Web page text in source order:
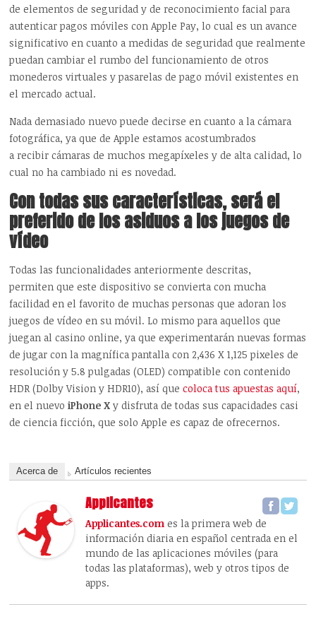
de elementos de seguridad y de reconocimiento facial para
autenticar pagos móviles con Apple Pay, lo cual es un avance
significativo en cuanto a medidas de seguridad que realmente
puedan cambiar el rumbo del funcionamiento de otros
monederos virtuales y pasarelas de pago móvil existentes en
el mercado actual.
Nada demasiado nuevo puede decirse en cuanto a la cámara
fotográfica, ya que de Apple estamos acostumbrados
a recibir cámaras de muchos megapíxeles y de alta calidad, lo
cual no ha cambiado ni es novedad.
Con todas sus características, será el
preferido de los asiduos a los juegos de
vídeo
Todas las funcionalidades anteriormente descritas,
permiten que este dispositivo se convierta con mucha
facilidad en el favorito de muchas personas que adoran los
juegos de vídeo en su móvil. Lo mismo para aquellos que
juegan al casino online, ya que experimentarán nuevas formas
de jugar con la magnífica pantalla con 2,436 X 1,125 pixeles de
resolución y 5.8 pulgadas (OLED) compatible con contenido
HDR (Dolby Vision y HDR10), así quecoloca tus apuestas aquí,
en el nuevoiPhone X y disfruta de todas sus capacidades casi
de ciencia ficción, que solo Apple es capaz de ofrecernos.
Acerca de Artículos recientes
Applicantes
Applicantes.com es la primera web de
información diaria en español centrada en el
mundo de las aplicaciones móviles (para
todas las plataformas), web y otros tipos de
apps.